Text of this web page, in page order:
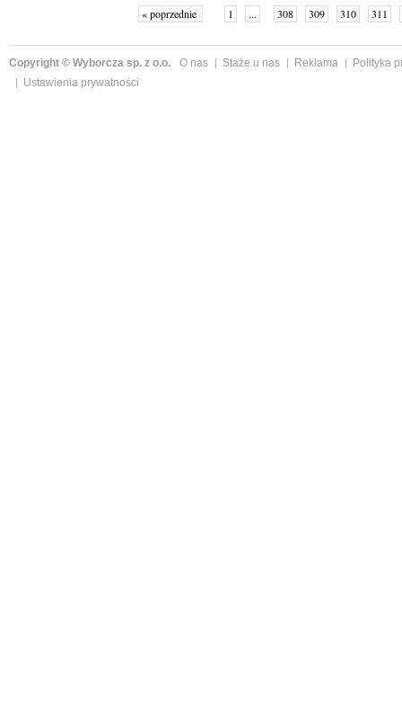
« poprzednie 1 ... 308 309 310 311
Copyright © Wyborcza sp. z o.o. O nas Staże u nas Reklama
Polityka
Ustawienia prywatności